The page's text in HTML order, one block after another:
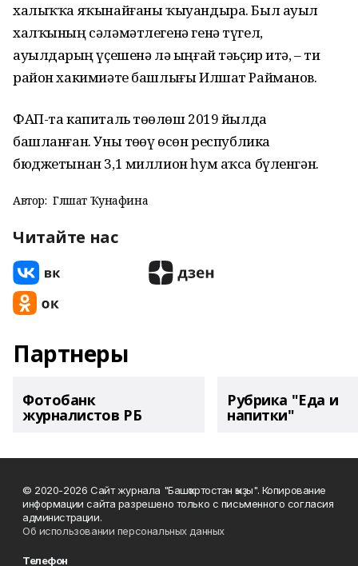
халыҡҡа яҡынайғаны ҡыуандыра. Был ауыл
халҡының сәләмәтлегенә генә түгел,
ауылдарҙың үҫешенә лә ыңғай тәьҫир итә, – ти
район хакимиәте башлығы Илшат Райманов.
ФАП-та капиталь төҙөлөш 2019 йылда
башланған. Уны төҙөү өсөн республика
бюджетынан 3,1 миллион һум аҡса бүленгән.
Автор: Гөлшат Ҡунафина
Читайте нас
Партнеры
Фотобанк
журналистов РБ
Рубрика "Еда и
напитки"
© 2020-2026 Сайт журнала "Башҡортостан ҡыҙы". Копирование
информации сайта разрешено только с письменного согласия
администрации.
Об использовании персональных данных
Телефон